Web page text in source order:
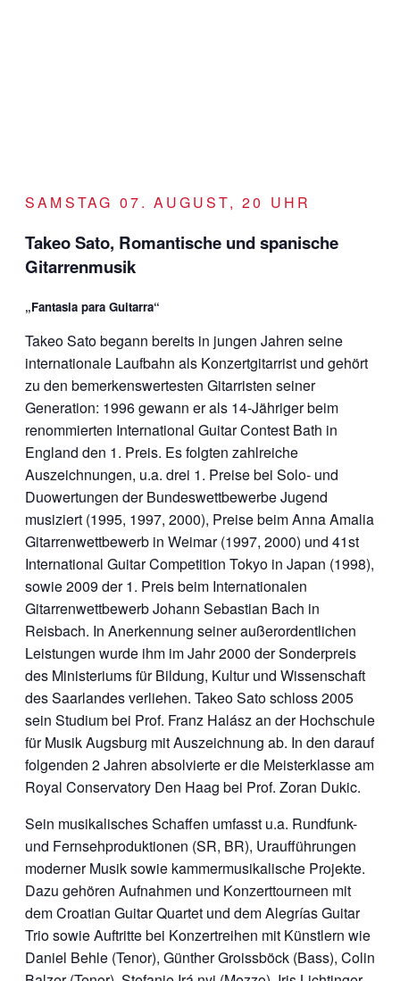
SAMSTAG 07. AUGUST, 20 UHR
Takeo Sato, Romantische und spanische
Gitarrenmusik
„Fantasia para Guitarra“
Takeo Sato begann bereits in jungen Jahren seine
internationale Laufbahn als Konzertgitarrist und gehört
zu den bemerkenswertesten Gitarristen seiner
Generation: 1996 gewann er als 14-Jähriger beim
renommierten International Guitar Contest Bath in
England den 1. Preis. Es folgten zahlreiche
Auszeichnungen, u.a. drei 1. Preise bei Solo- und
Duowertungen der Bundeswettbewerbe Jugend
musiziert (1995, 1997, 2000), Preise beim Anna Amalia
Gitarrenwettbewerb in Weimar (1997, 2000) und 41st
International Guitar Competition Tokyo in Japan (1998),
sowie 2009 der 1. Preis beim Internationalen
Gitarrenwettbewerb Johann Sebastian Bach in
Reisbach. In Anerkennung seiner außerordentlichen
Leistungen wurde ihm im Jahr 2000 der Sonderpreis
des Ministeriums für Bildung, Kultur und Wissenschaft
des Saarlandes verliehen. Takeo Sato schloss 2005
sein Studium bei Prof. Franz Halász an der Hochschule
für Musik Augsburg mit Auszeichnung ab. In den darauf
folgenden 2 Jahren absolvierte er die Meisterklasse am
Royal Conservatory Den Haag bei Prof. Zoran Dukic.
Sein musikalisches Schaffen umfasst u.a. Rundfunk-
und Fernsehproduktionen (SR, BR), Uraufführungen
moderner Musik sowie kammermusikalische Projekte.
Dazu gehören Aufnahmen und Konzerttourneen mit
dem Croatian Guitar Quartet und dem Alegrías Guitar
Trio sowie Auftritte bei Konzertreihen mit Künstlern wie
Daniel Behle (Tenor), Günther Groissböck (Bass), Colin